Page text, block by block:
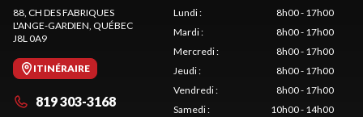
88, CH DES FABRIQUES
L'ANGE-GARDIEN, QUÉBEC
J8L 0A9
ITINÉRAIRE
819 303-3168
Lundi:
8h00 - 17h00
Mardi:
8h00 - 17h00
Mercredi:
8h00 - 17h00
Jeudi:
8h00 - 17h00
Vendredi:
8h00 - 17h00
Samedi:
10h00 - 14h00